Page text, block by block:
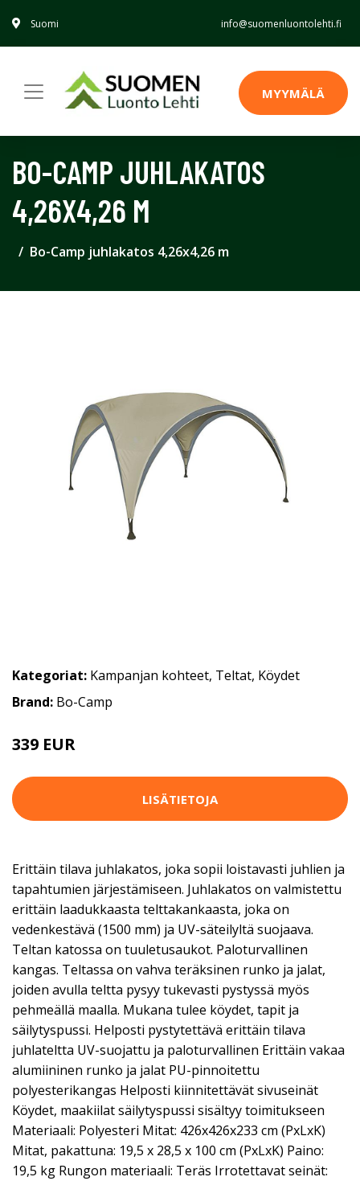
Suomi info@suomenluontolehti.fi
MYYMÄLÄ
BO-CAMP JUHLAKATOS
4,26X4,26 M
Bo-Camp juhlakatos 4,26x4,26 m
Kategoriat: Kampanjan kohteet, Teltat, Köydet
Brand: Bo-Camp
339 EUR
LISÄTIETOJA
Erittäin tilava juhlakatos, joka sopii loistavasti juhlien ja
tapahtumien järjestämiseen. Juhlakatos on valmistettu
erittäin laadukkaasta telttakankaasta, joka on
vedenkestävä (1500 mm) ja UV-säteilyltä suojaava.
Teltan katossa on tuuletusaukot. Paloturvallinen
kangas. Teltassa on vahva teräksinen runko ja jalat,
joiden avulla teltta pysyy tukevasti pystyssä myös
pehmeällä maalla. Mukana tulee köydet, tapit ja
säilytyspussi. Helposti pystytettävä erittäin tilava
juhlateltta UV-suojattu ja paloturvallinen Erittäin vakaa
alumiininen runko ja jalat PU-pinnoitettu
polyesterikangas Helposti kiinnitettävät sivuseinät
Köydet, maakiilat säilytyspussi sisältyy toimitukseen
Materiaali: Polyesteri Mitat: 426x426x233 cm (PxLxK)
Mitat, pakattuna: 19,5 x 28,5 x 100 cm (PxLxK) Paino:
19,5 kg Rungon materiaali: Teräs Irrotettavat seinät: